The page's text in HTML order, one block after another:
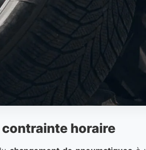
contrainte horaire